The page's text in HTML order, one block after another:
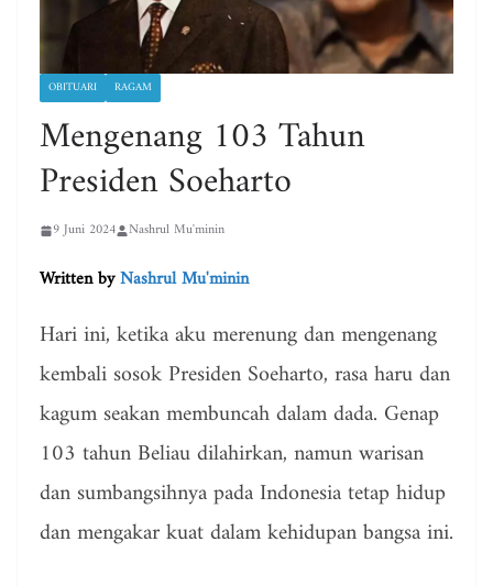
OBITUARI RAGAM
Mengenang 103 Tahun
Presiden Soeharto
9 Juni 2024 Nashrul Mu'minin
Written byNashrul Mu'minin
Hari ini, ketika aku merenung dan mengenang
kembali sosok Presiden Soeharto, rasa haru dan
kagum seakan membuncah dalam dada. Genap
103 tahun Beliau dilahirkan, namun warisan
dan sumbangsihnya pada Indonesia tetap hidup
dan mengakar kuat dalam kehidupan bangsa ini.